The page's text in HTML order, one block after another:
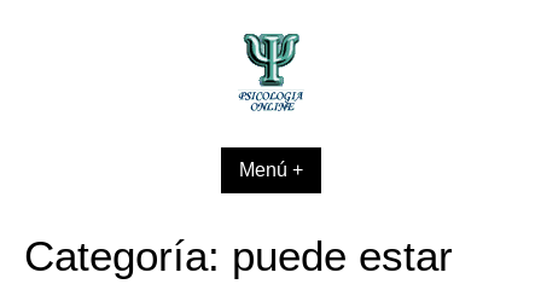
Menú +
Categoría: puede estar